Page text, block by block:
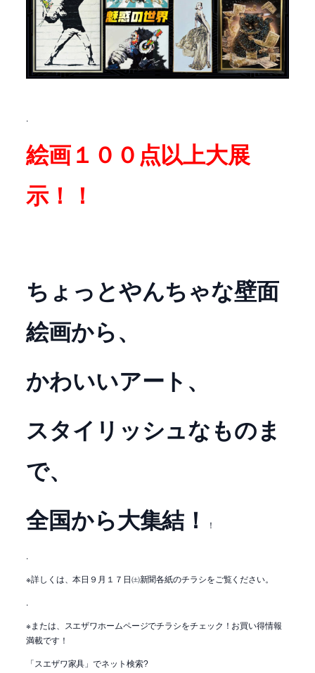
.
絵画１００点以上大展
示！！
ちょっとやんちゃな壁面
絵画から、
かわいいアート、
スタイリッシュなものま
で、
全国から大集結！
！
.
※詳しくは、本日９月１７日㈯新聞各紙のチラシをご覧ください。
.
※または、スエザワホームページでチラシをチェック！お買い得情報
満載です！
「スエザワ家具」でネット検索?